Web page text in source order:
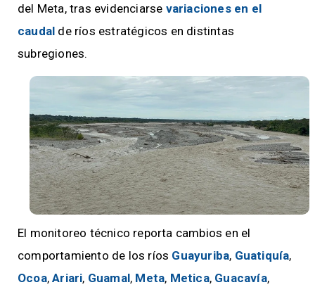
del Meta, tras evidenciarse variaciones en el
caudal de ríos estratégicos en distintas
subregiones.
El monitoreo técnico reporta cambios en el
comportamiento de los ríos Guayuriba, Guatiquía,
Ocoa,Ariari, Guamal, Meta, Metica, Guacavía,